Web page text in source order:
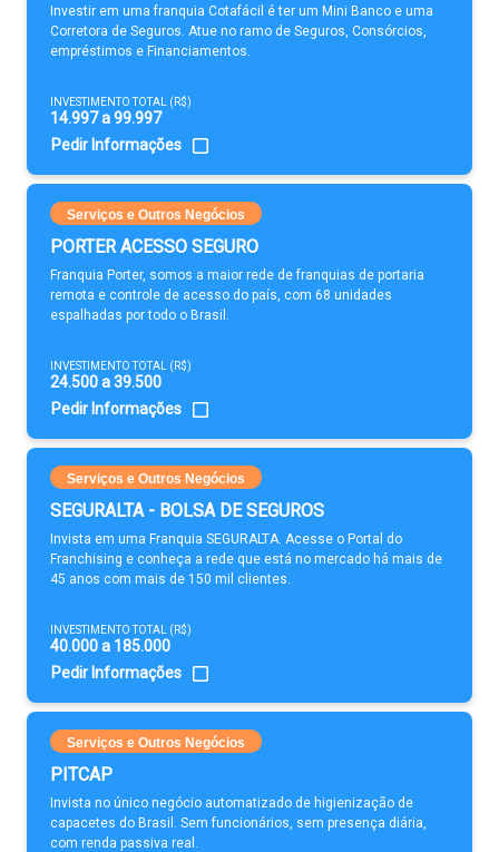
Investir em uma franquia Cotafácil é ter um Mini Banco e uma
Corretora de Seguros. Atue no ramo de Seguros, Consórcios,
empréstimos e Financiamentos.
INVESTIMENTO TOTAL (R$)
14.997 a 99.997
Pedir Informações
Serviços e Outros Negócios
PORTER ACESSO SEGURO
Franquia Porter, somos a maior rede de franquias de portaria
remota e controle de acesso do país, com 68 unidades
espalhadas por todo o Brasil.
INVESTIMENTO TOTAL (R$)
24.500 a 39.500
Pedir Informações
Serviços e Outros Negócios
SEGURALTA - BOLSA DE SEGUROS
Invista em uma Franquia SEGURALTA. Acesse o Portal do
Franchising e conheça a rede que está no mercado há mais de
45 anos com mais de 150 mil clientes.
INVESTIMENTO TOTAL (R$)
40.000 a 185.000
Pedir Informações
Serviços e Outros Negócios
PITCAP
Invista no único negócio automatizado de higienização de
capacetes do Brasil. Sem funcionários, sem presença diária,
com renda passiva real.